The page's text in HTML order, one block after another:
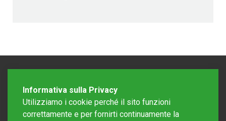
Informativa sulla Privacy
Utilizziamo i cookie perché il sito funzioni
correttamente e per fornirti continuamente la